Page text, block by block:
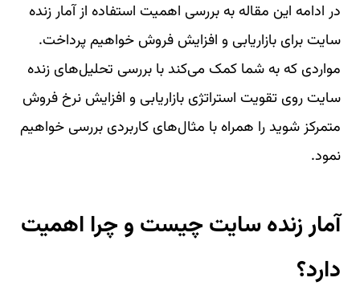
در ادامه این مقاله به بررسی اهمیت استفاده از آمار زنده
سایت برای بازاریابی و افزایش فروش خواهیم پرداخت.
مواردی که به شما کمک می‌کند با بررسی تحلیل‌های زنده
سایت روی تقویت استراتژی بازاریابی و افزایش نرخ فروش
متمرکز شوید را همراه با مثال‌های کاربردی بررسی خواهیم
نمود.
آمار زنده سایت چیست و چرا اهمیت
دارد؟